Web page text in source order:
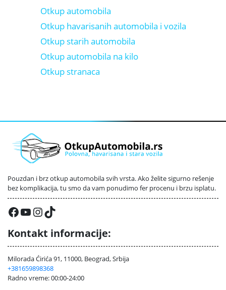
Otkup automobila
Otkup havarisanih automobila i vozila
Otkup starih automobila
Otkup automobila na kilo
Otkup stranaca
Pouzdan i brz otkup automobila svih vrsta. Ako želite sigurno rešenje
bez komplikacija, tu smo da vam ponudimo fer procenu i brzu isplatu.
Facebook
YouTube
Instagram
TikTok
Kontakt informacije:
Milorada Ćirića 91, 11000, Beograd, Srbija
+381659898368
Radno vreme: 00:00-24:00